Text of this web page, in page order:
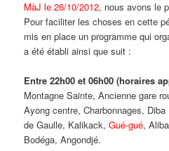
MàJ le 26/10/2012, nous avons le
Pour faciliter les choses en cette
mis en place un programme qui
a été établi ainsi que suit :
Entre 22h00 et 06h00 (horaires
Montagne Sainte, Ancienne gare
Ayong centre, Charbonnages,
de Gaulle, Kalikack,Gué-gué,
Bodéga, Angondjé.